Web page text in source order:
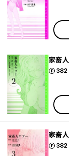
家畜
382
ポイント
家畜
382
ポイント